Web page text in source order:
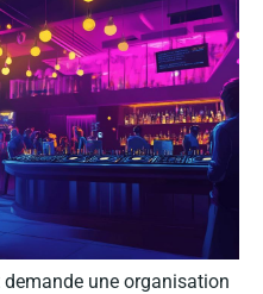
une organisation